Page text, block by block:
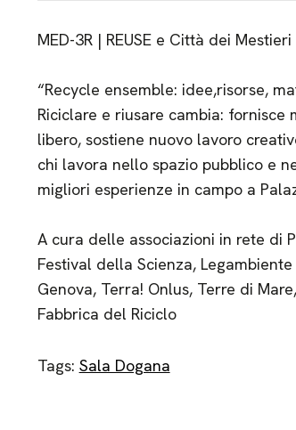
MED-3R | REUSE e Città dei
“Recycle ensemble: idee,risorse,
Riciclare e riusare cambia:
libero, sostiene nuovo lavoro
chi lavora nello spazio pubblico e
migliori esperienze in campo a
A cura delle associazioni in rete di
Festival della Scienza,
Genova, Terra! Onlus, Terre di
Fabbrica del Riciclo
Tags: Sala Dogana